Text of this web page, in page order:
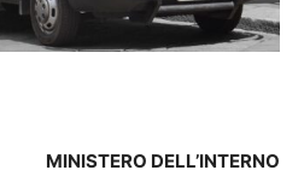
MINISTERO DELL’INTERNO